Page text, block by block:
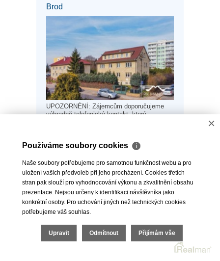
Brod
UPOZORNĚNÍ: Zájemcům doporučujeme
výhradně telefonický kontakt, který
pronajato
Pronájem skladu 50 m², Praha -
Libeň
×
Používáme soubory cookies ℹ
Naše soubory potřebujeme pro samotnou funkčnost webu a pro
uložení vašich předvoleb při jeho procházení. Cookies třetích
stran pak slouží pro vyhodnocování výkonu a zkvalitnění obsahu
prezentace. Nejsou určeny k identifikaci návštěvníka jako
konkrétní osoby. Pro uchování jiných než technických cookies
potřebujeme váš souhlas.
Upravit Odmítnout Přijímám vše